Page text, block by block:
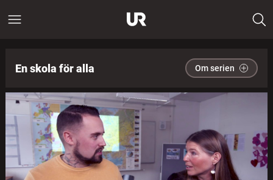
En skola för alla Om serien